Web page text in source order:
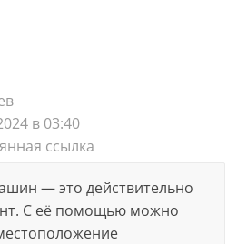
в 03:40
ссылка
— это действительно
С её помощью можно